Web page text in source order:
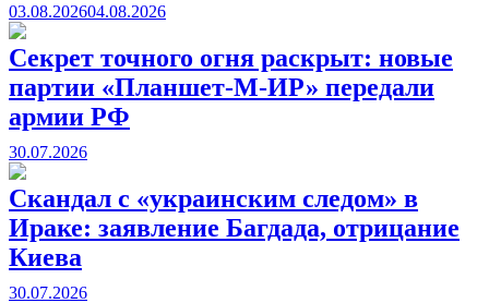
03.08.202604.08.2026
Секрет точного огня раскрыт: новые
партии «Планшет-М-ИР» передали
армии РФ
30.07.2026
Скандал с «украинским следом» в
Ираке: заявление Багдада, отрицание
Киева
30.07.2026